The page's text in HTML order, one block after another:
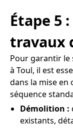
Étape 5
travaux
Pour garantir le
à Toul, il est
dans la mise en
séquence
Démolition :
existants,